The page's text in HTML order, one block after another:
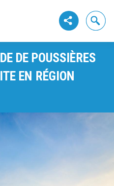
Voir les réseaux
Ouvrir
DE POUSSIÈRES
EN RÉGION